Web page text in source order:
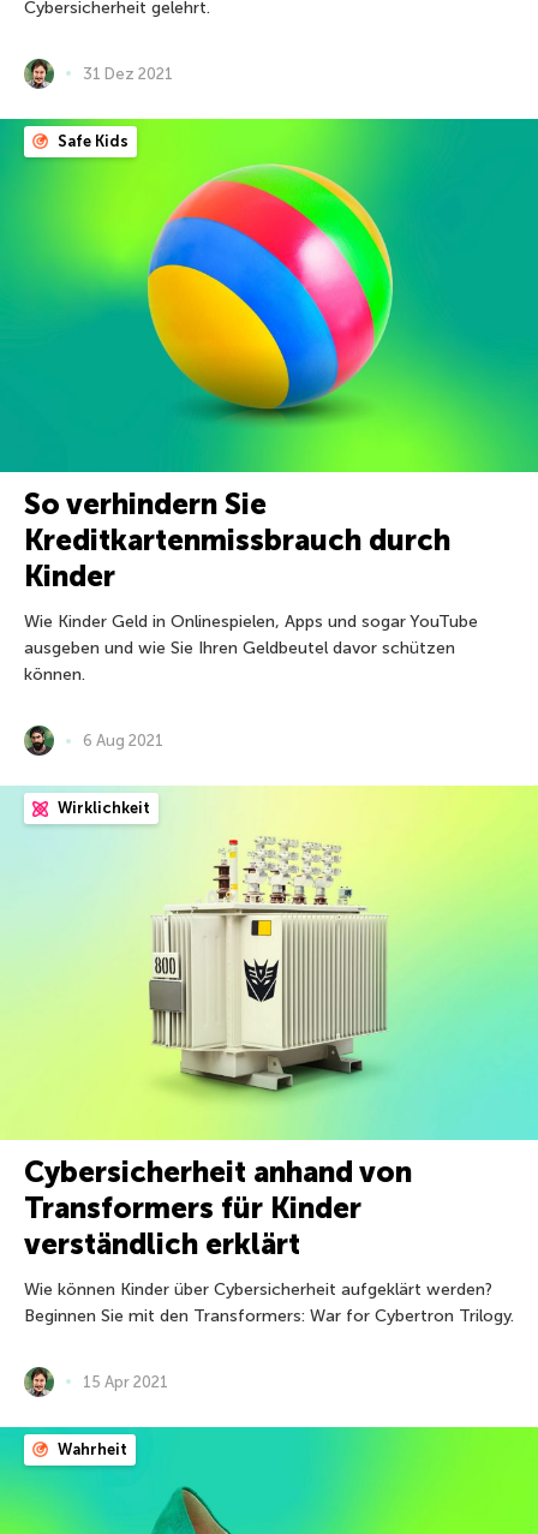
Cybersicherheit gelehrt.
31 Dez 2021
Safe Kids
So verhindern Sie
Kreditkartenmissbrauch durch
Kinder
Wie Kinder Geld in Onlinespielen, Apps und sogar YouTube
ausgeben und wie Sie Ihren Geldbeutel davor schützen
können.
6 Aug 2021
Wirklichkeit
Cybersicherheit anhand von
Transformers für Kinder
verständlich erklärt
Wie können Kinder über Cybersicherheit aufgeklärt werden?
Beginnen Sie mit den Transformers: War for Cybertron Trilogy.
15 Apr 2021
Wahrheit